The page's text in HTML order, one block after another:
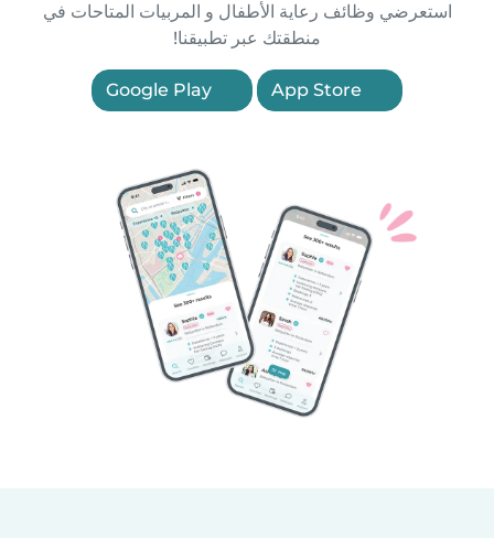
استعرضي وظائف رعاية الأطفال و المربيات المتاحات في
منطقتك عبر تطبيقنا!